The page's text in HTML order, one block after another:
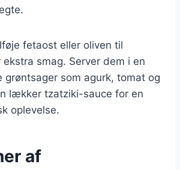
fetaost eller oliven til
smag. Server dem i en
grøntsager som agurk, tomat og
lækker tzatziki-sauce for en
oplevelse.
af